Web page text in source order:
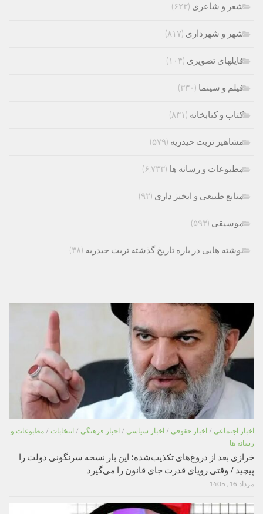
شعر و شاعری (۶۲۳)
شهر و شهرداری (۸۱۷)
فایلهای تصویری (۱۰۴)
فیلم و سینما (۳۳۰)
کتاب و کتابخانه (۸۳۱)
مشاهیر تربت حیدریه (۵۷۹)
مطبوعات و رسانه ها (۶,۷۳۳)
منابع طبیعی و ابخیز داری (۹۲)
موسیقی (۵۹۳)
نوشته هایی در باره تاریخ گذشته تربت حیدریه (۳۸)
اخبار اجتماعی / اخبار حقوقی / اخبار سیاسی / اخبار فرهنگی / انتخابات / مطبوعات و
رسانه ها
خرازی بعد از دروغ‌های تکذیب‌شده؛ این بار نسخه سرنگونی دولت را
پیچید / وقتی رویای قدرت جای قانون را می‌گیرد
مرداد 16, 1405